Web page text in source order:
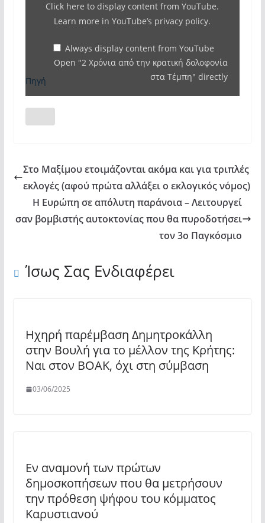
την
δολοφονία
στα
Τέμπη"
from
Click here to display content from YouTube.
Learn more inYouTube’s privacy policy.
Always display content from YouTube
Open "2 Χρόνια από την κρατική δολοφονία
στα Τέμπη" directly
Πηγή
Στο Μαξίμου ετοιμάζονται ακόμα και για τριπλές
εκλογές (αφού πρώτα αλλάξει ο εκλογικός νόμος)
Η Ευρώπη σε απόλυτη παράνοια – Λειτουργεί
σαν βομβιστής αυτοκτονίας που θα πυροδοτήσει
τον 3ο Παγκόσμιο
Ίσως Σας Ενδιαφέρει
Ηχηρή παρέμβαση Δημητροκάλλη
στην Βουλή για το μέλλον της Κρήτης:
Ναι στον ΒΟΑΚ, όχι στη σύμβαση
03/06/2025
Εν αναμονή των πρώτων
δημοσκοπήσεων που θα μετρήσουν
την πρόθεση ψήφου του κόμματος
Καρυστιανού